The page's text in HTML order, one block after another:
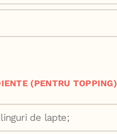
(PENTRU TOPPING)
de lapte;